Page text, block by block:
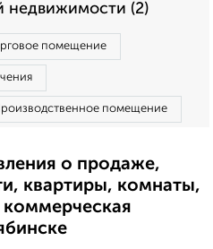
недвижимости (2)
помещение
помещение
о продаже,
квартиры, комнаты,